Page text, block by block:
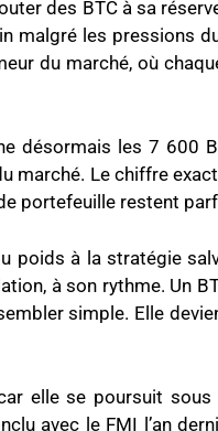
des BTC à sa
malgré les pressions
du marché, où
désormais les 7 600
marché. Le chiffre
portefeuille restent
poids à la stratégie
à son rythme. Un
simple. Elle
elle se poursuit
avec le FMI l’an